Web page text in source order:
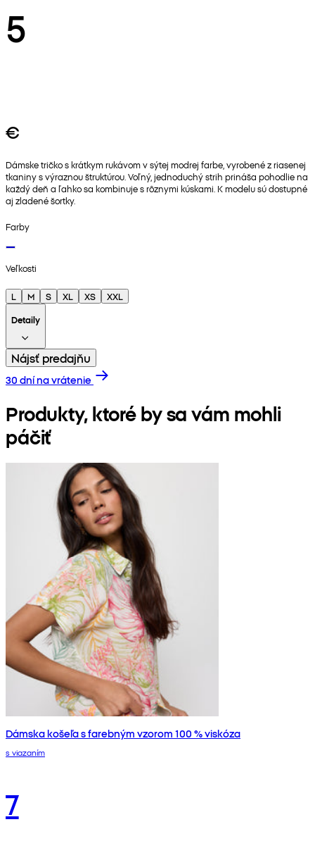
5
€
Dámske tričko s krátkym rukávom v sýtej modrej farbe, vyrobené z riasenej
tkaniny s výraznou štruktúrou. Voľný, jednoduchý strih prináša pohodlie na
každý deň a ľahko sa kombinuje s rôznymi kúskami. K modelu sú dostupné
aj zladené šortky.
Farby
Veľkosti
L M S XL XS
XXL
Detaily
Nájsť predajňu
30 dní na vrátenie
Produkty, ktoré by sa vám mohli
páčiť
Dámska košeľa s farebným vzorom 100 % viskóza
s viazaním
7